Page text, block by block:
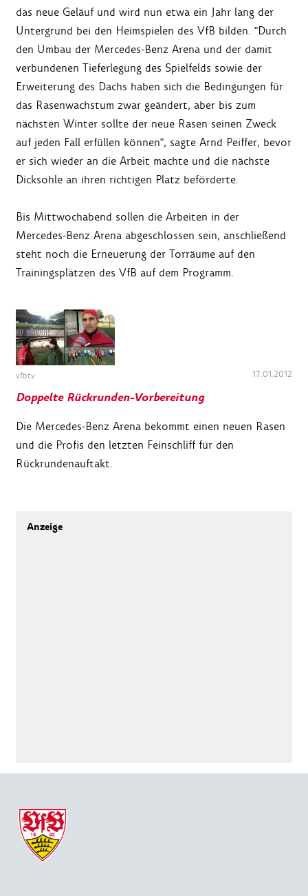
das neue Geläuf und wird nun etwa ein Jahr lang der
Untergrund bei den Heimspielen des VfB bilden. "Durch
den Umbau der Mercedes-Benz Arena und der damit
verbundenen Tieferlegung des Spielfelds sowie der
Erweiterung des Dachs haben sich die Bedingungen für
das Rasenwachstum zwar geändert, aber bis zum
nächsten Winter sollte der neue Rasen seinen Zweck
auf jeden Fall erfüllen können", sagte Arnd Peiffer, bevor
er sich wieder an die Arbeit machte und die nächste
Dicksohle an ihren richtigen Platz beförderte.
Bis Mittwochabend sollen die Arbeiten in der
Mercedes-Benz Arena abgeschlossen sein, anschließend
steht noch die Erneuerung der Torräume auf den
Trainingsplätzen des VfB auf dem Programm.
vfbtv 17.01.2012
Doppelte Rückrunden-Vorbereitung
Die Mercedes-Benz Arena bekommt einen neuen Rasen
und die Profis den letzten Feinschliff für den
Rückrundenauftakt.